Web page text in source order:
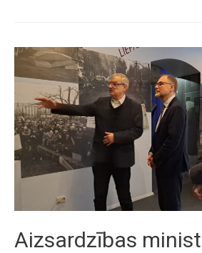
Aizsardzības